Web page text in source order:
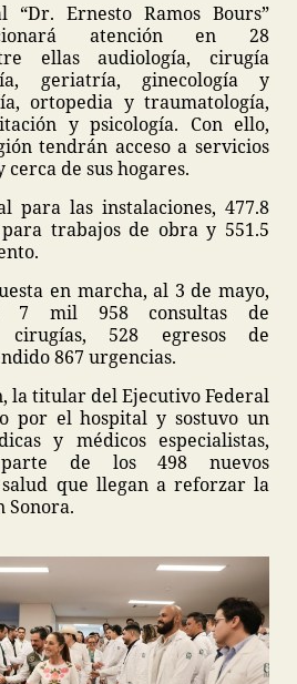
“Dr. Ernesto Ramos Bours”
atención en 28
ellas audiología, cirugía
geriatría, ginecología y
ortopedia y traumatología,
y psicología. Con ello,
tendrán acceso a servicios
de sus hogares.
para las instalaciones, 477.8
trabajos de obra y 551.5
en marcha, al 3 de mayo,
7 mil 958 consultas de
cirugías, 528 egresos de
867 urgencias.
la titular del Ejecutivo Federal
por el hospital y sostuvo un
y médicos especialistas,
de los 498 nuevos
que llegan a reforzar la
Sonora.